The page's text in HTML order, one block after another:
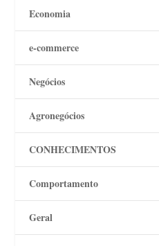
Economia
e-commerce
Negócios
Agronegócios
CONHECIMENTOS
Comportamento
Geral